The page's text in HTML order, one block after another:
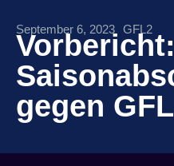
September 6, 2023 GFL2
Vorbericht:
gegen GFL